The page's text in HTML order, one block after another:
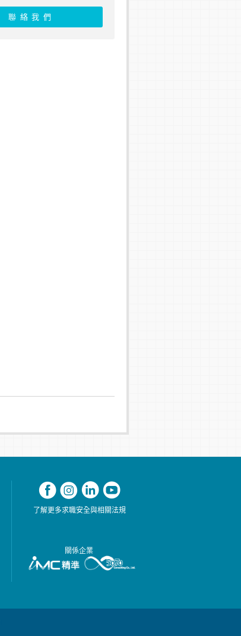
聯絡我們
了解更多求職安全與相關法規
關係企業